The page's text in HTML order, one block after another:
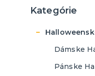
Zuby
Kategórie
Dámske
Pánske